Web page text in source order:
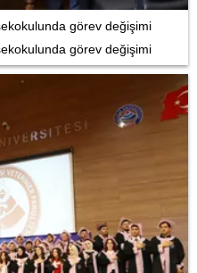
görev değişimi
görev değişimi